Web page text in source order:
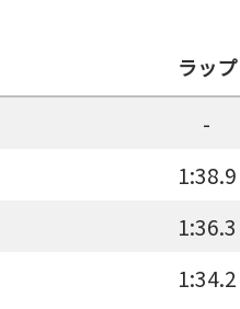
ラップ
-
1:38.9
1:36.3
1:34.2